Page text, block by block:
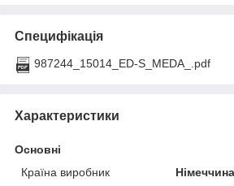
Специфікація
987244_15014_ED-S_MEDA_.pdf
Характеристики
Основні
Країна виробник
Німеччина